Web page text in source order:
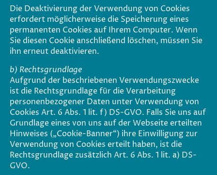
Die Deaktivierung der Verwendung von Cookies
erfordert möglicherweise die Speicherung eines
permanenten Cookies auf Ihrem Computer. Wenn
Sie diesen Cookie anschließend löschen, müssen Sie
ihn erneut deaktivieren.
b) Rechtsgrundlage
Aufgrund der beschriebenen Verwendungszwecke
ist die Rechtsgrundlage für die Verarbeitung
personenbezogener Daten unter Verwendung von
Cookies Art. 6 Abs. 1 lit. f) DS-GVO. Falls Sie uns auf
Grundlage eines von uns auf der Webseite erteilten
Hinweises („Cookie-Banner“) ihre Einwilligung zur
Verwendung von Cookies erteilt haben, ist die
Rechtsgrundlage zusätzlich Art. 6 Abs. 1 lit. a) DS-
GVO.